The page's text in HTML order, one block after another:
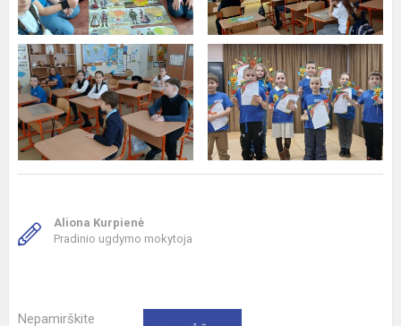
Aliona Kurpienė
Pradinio ugdymo mokytoja
Nepamirškite